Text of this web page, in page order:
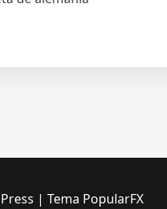
| Tema PopularFX